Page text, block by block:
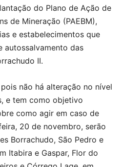
do Plano de Ação de
de Mineração (PAEBM),
e estabelecimentos que
autossalvamento das
II.
não há alteração no nível
e tem como objetivo
como agir em caso de
20 de novembro, serão
Borrachudo, São Pedro e
Itabira e Gaspar, Flor do